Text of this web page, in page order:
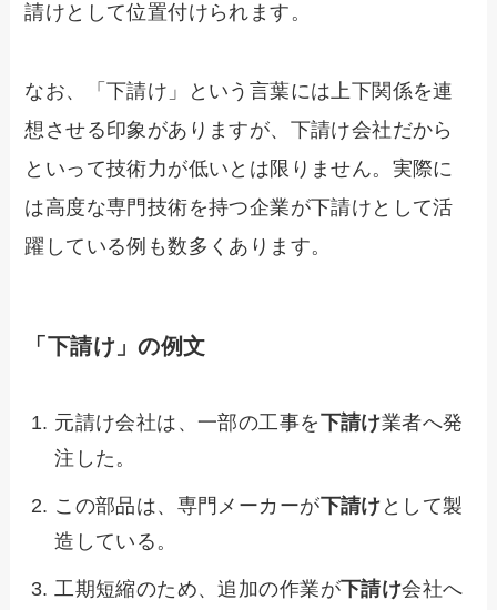
請けとして位置付けられます。
なお、「下請け」という言葉には上下関係を連
想させる印象がありますが、下請け会社だから
といって技術力が低いとは限りません。実際に
は高度な専門技術を持つ企業が下請けとして活
躍している例も数多くあります。
「下請け」の例文
元請け会社は、一部の工事を下請け業者へ発
注した。
この部品は、専門メーカーが下請け として製
造している。
工期短縮のため、追加の作業が下請け会社へ